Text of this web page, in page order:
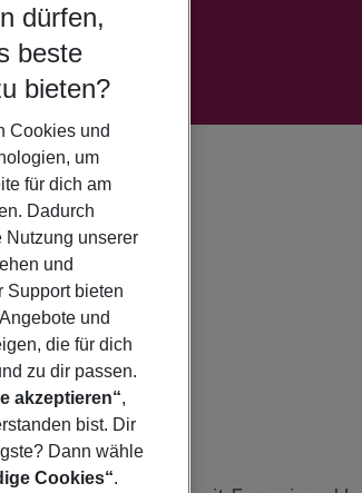
dürfen,
beste
bieten?
Cookies und
um
für dich am
Dadurch
Nutzung unserer
und
Support bieten
und
die für dich
zu dir passen.
akzeptieren“,
bist. Dir
Dann wähle
Cookies“.